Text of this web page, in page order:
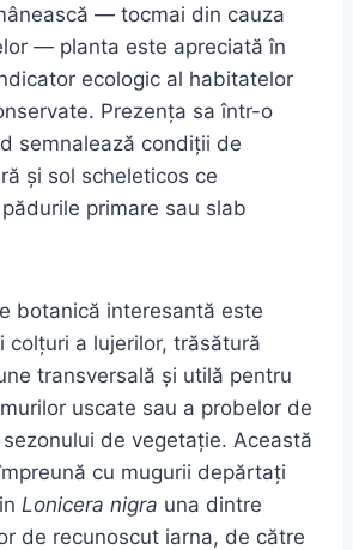
— tocmai din cauza
— planta este apreciată în
ecologic al habitatelor
Prezența sa într-o
semnalează condiții de
și sol scheleticos ce
primare sau slab
botanică interesantă este
colțuri a lujerilor, trăsătură
transversală și utilă pentru
uscate sau a probelor de
de vegetație. Această
cu mugurii depărtați
Lonicera nigra una dintre
de recunoscut iarna, de către